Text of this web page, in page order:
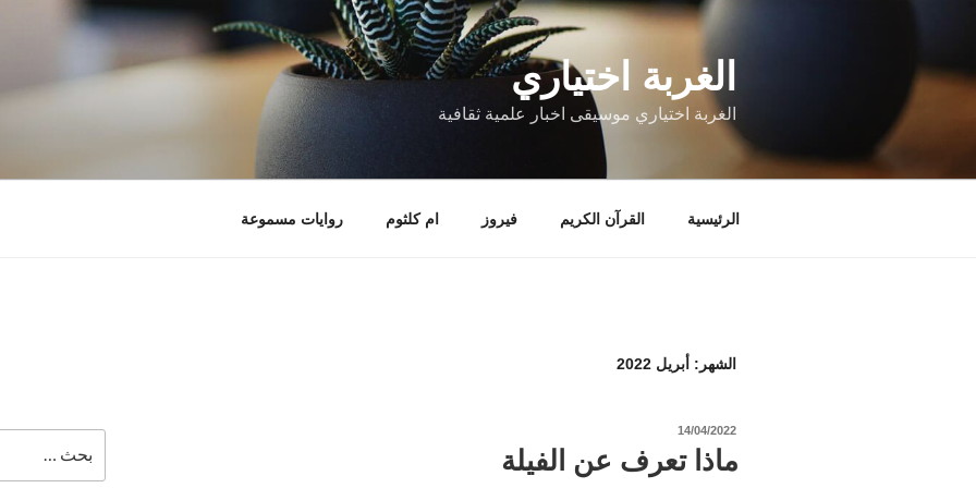
المحتوى
الغربة اختياري
الغربة اختياري موسيقى اخبار علمية ثقافية
الرئيسية القرآن الكريم فيروز ام كلثوم روايات مسموعة
الشهر: أبريل 2022
نُشر
14/04/2022
ماذا تعرف عن الفيلة
عن: